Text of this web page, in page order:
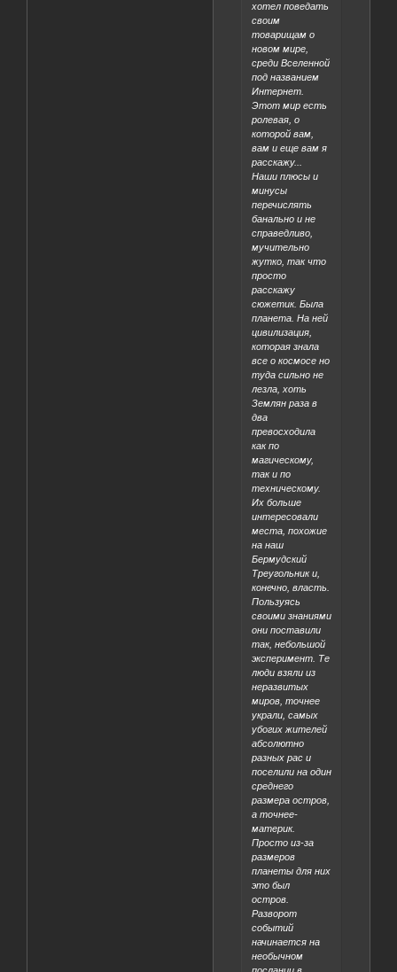
хотел поведать
своим
товарищам о
новом мире,
среди Вселенной
под названием
Интернет.
Этот мир есть
ролевая, о
которой вам,
вам и еще вам я
расскажу...
Наши плюсы и
минусы
перечислять
банально и не
справедливо,
мучительно
жутко, так что
просто
расскажу
сюжетик. Была
планета. На ней
цивилизация,
которая знала
все о космосе но
туда сильно не
лезла, хоть
Землян раза в
два
превосходила
как по
магическому,
так и по
техническому.
Их больше
интересовали
места, похожие
на наш
Бермудский
Треугольник и,
конечно, власть.
Пользуясь
своими знаниями
они поставили
так, небольшой
эксперимент. Те
люди взяли из
неразвитых
миров, точнее
украли, самых
убогих жителей
абсолютно
разных рас и
поселили на один
среднего
размера остров,
а точнее-
материк.
Просто из-за
размеров
планеты для них
это был
остров.
Разворот
событий
начинается на
необычном